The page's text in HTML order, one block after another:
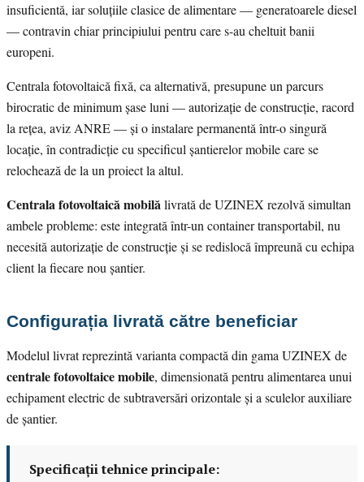
insuficientă, iar soluțiile clasice de alimentare — generatoarele diesel
— contravin chiar principiului pentru care s-au cheltuit banii
europeni.
Centrala fotovoltaică fixă, ca alternativă, presupune un parcurs
birocratic de minimum șase luni — autorizație de construcție, racord
la rețea, aviz ANRE — și o instalare permanentă într-o singură
locație, în contradicție cu specificul șantierelor mobile care se
relochează de la un proiect la altul.
Centrala fotovoltaică mobilălivrată de UZINEX rezolvă simultan
ambele probleme: este integrată într-un container transportabil, nu
necesită autorizație de construcție și se redislocă împreună cu echipa
client la fiecare nou șantier.
Configurația livrată către beneficiar
Modelul livrat reprezintă varianta compactă din gama UZINEX de
centrale fotovoltaice mobile, dimensionată pentru alimentarea unui
echipament electric de subtraversări orizontale și a sculelor auxiliare
de șantier.
Specificații tehnice principale: